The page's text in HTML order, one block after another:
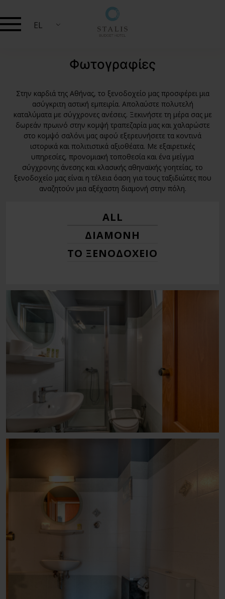
EL
Φωτογραφίες
Στην καρδιά της Αθήνας, το ξενοδοχείο μας προσφέρει μια
ασύγκριτη αστική εμπειρία. Απολαύστε πολυτελή
καταλύματα με σύγχρονες ανέσεις. Ξεκινήστε τη μέρα σας με
δωρεάν πρωινό στην κομψή τραπεζαρία μας και χαλαρώστε
στο κομψό σαλόνι μας αφού εξερευνήσετε τα κοντινά
ιστορικά και πολιτιστικά αξιοθέατα. Με εξαιρετικές
υπηρεσίες, προνομιακή τοποθεσία και ένα μείγμα
σύγχρονης άνεσης και κλασικής αθηναϊκής γοητείας, το
ξενοδοχείο μας είναι η τέλεια όαση για τους ταξιδιώτες που
αναζητούν μια αξέχαστη διαμονή στην πόλη.
ALL
ΔΙΑΜΟΝΉ
ΤΟ ΞΕΝΟΔΟΧΕΊΟ